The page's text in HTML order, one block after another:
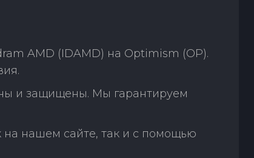
AMD (IDAMD) на Optimism (OP).
и защищены. Мы гарантируем
на нашем сайте, так и с помощью